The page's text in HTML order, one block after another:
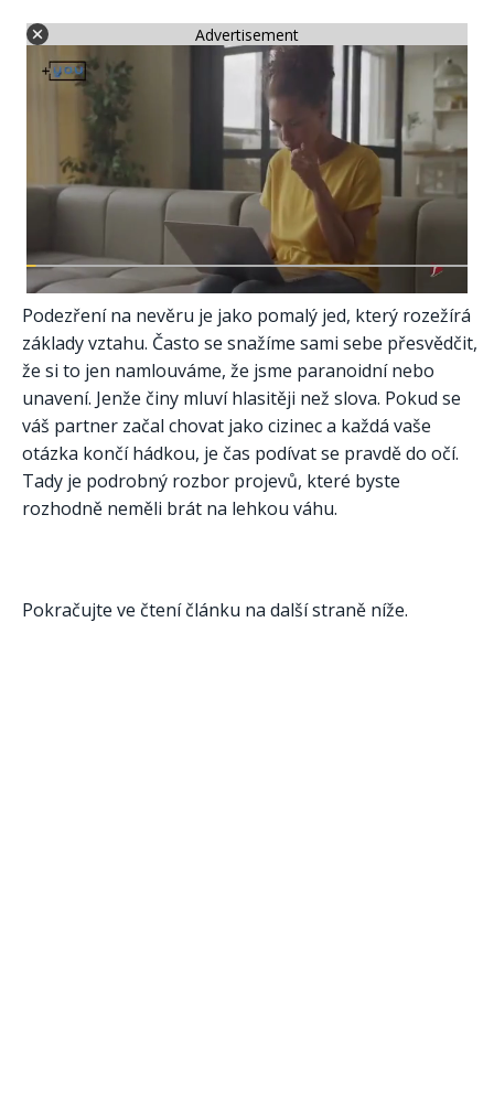
Advertisement
Podezření na nevěru je jako pomalý jed, který rozežírá
základy vztahu. Často se snažíme sami sebe přesvědčit,
že si to jen namlouváme, že jsme paranoidní nebo
unavení. Jenže činy mluví hlasitěji než slova. Pokud se
váš partner začal chovat jako cizinec a každá vaše
otázka končí hádkou, je čas podívat se pravdě do očí.
Tady je podrobný rozbor projevů, které byste
rozhodně neměli brát na lehkou váhu.
Pokračujte ve čtení článku na další straně níže.